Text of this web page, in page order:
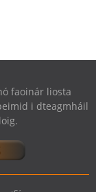
faoinár liosta
i dteagmháil